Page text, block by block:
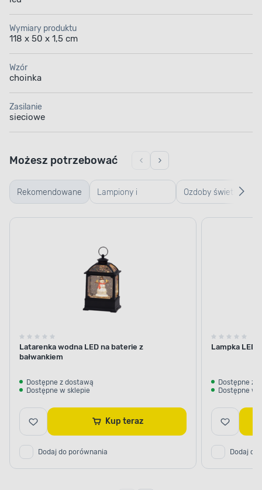
Wymiary produktu
118 x 50 x 1,5 cm
Wzór
choinka
Zasilanie
sieciowe
Rekomendowane Lampiony i
latarenki
Ozdoby świetlne
bożonarodzeniowe
Możesz potrzebować
Latarenka wodna LED na baterie z
bałwankiem
Dostępne z dostawą
Dostępne w sklepie
Kup teraz
Dodaj do porównania
Lampka LED
Dostępne z
Dostępne w
Dodaj do